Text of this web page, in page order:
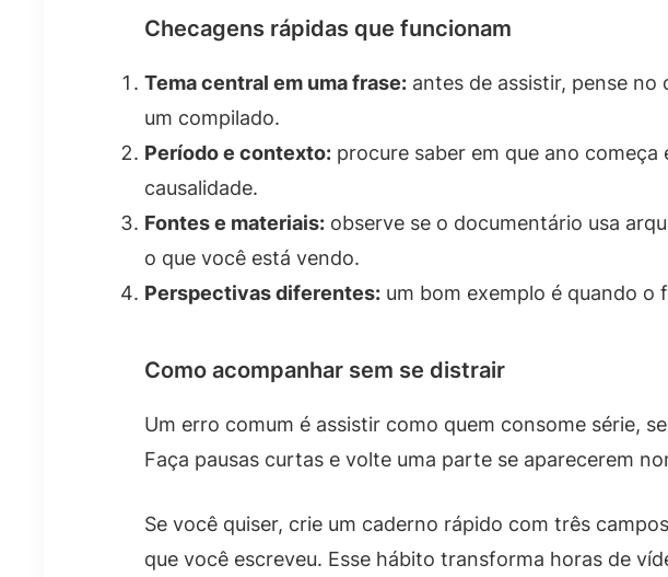
Checagens rápidas que funcionam
Tema central em uma frase: antes de assistir, pense no
um compilado.
Período e contexto: procure saber em que ano
causalidade.
Fontes e materiais: observe se o documentário usa
o que você está vendo.
Perspectivas diferentes: um bom exemplo é quando o
Como acompanhar sem se distrair
Um erro comum é assistir como quem consome série,
Faça pausas curtas e volte uma parte se aparecerem
Se você quiser, crie um caderno rápido com três
que você escreveu. Esse hábito transforma horas de